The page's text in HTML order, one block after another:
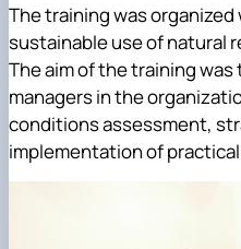
The training was
sustainable use of natural
The aim of the training
managers in the
conditions assessment,
implementation of